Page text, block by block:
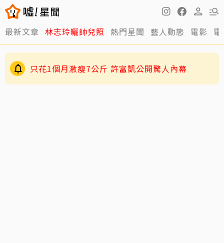
最新文章 林志玲曬帥兒照 熱門星聞 藝人動態 電影
只花1個月激瘦7公斤 許富凱公開驚人內幕